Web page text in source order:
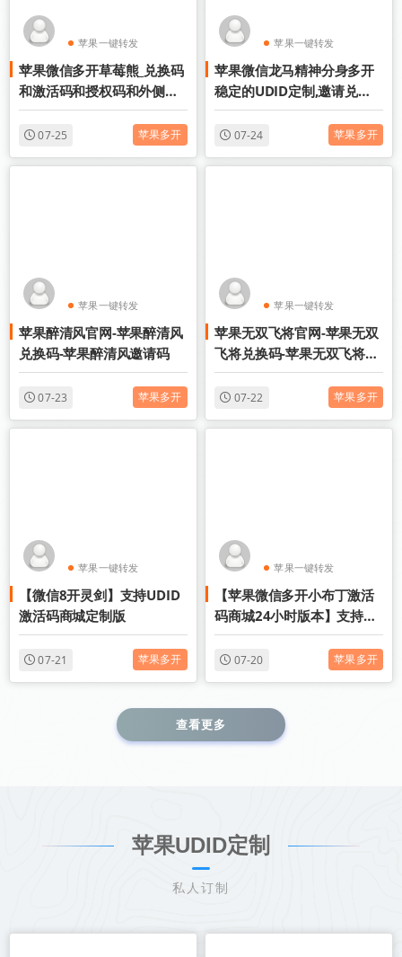
苹果一键转发
苹果TF微信多开
苹果微信多开草莓熊_兑换码
和激活码和授权码和外侧码
还有活动码如何分辨
07-25 苹果多开
苹果一键转发
苹果TF微信多开
苹果微信龙马精神分身多开
稳定的UDID定制,邀请兑换
码购买
07-24 苹果多开
苹果一键转发
苹果TF微信多开
苹果醉清风官网-苹果醉清风
兑换码-苹果醉清风邀请码
07-23 苹果多开
苹果一键转发
苹果TF微信多开
苹果无双飞将官网-苹果无双
飞将兑换码-苹果无双飞将邀
请码
07-22 苹果多开
苹果一键转发
苹果TF微信多开
【微信8开灵剑】支持UDID
激活码商城定制版
07-21 苹果多开
苹果一键转发
苹果TF微信多开
【苹果微信多开小布丁激活
码商城24小时版本】支持修
改步数-朋友圈发1小时视频
07-20 苹果多开
查看更多
苹果UDID定制
私人订制